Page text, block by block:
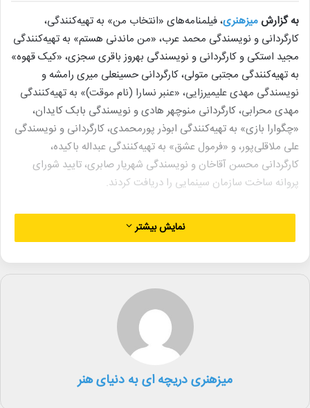
به گزارش میزهنری، فیلمنامه‌های «انتخاب من» به تهیه‌کنندگی،
کارگردانی و نویسندگی محمد عرب، «من ماندنی هستم» به تهیه‌کنندگی
مجید استکی و کارگردانی و نویسندگی بهروز باقری سجزی، «کیک قهوه»
به تهیه‌کنندگی مجتبی متولی، کارگردانی حسینعلی میری رامشه و
نویسندگی مهدی علیمیرزایی، «عنبر نسارا (نام موقت)» به تهیه‌کنندگی
مهدی محرابی، کارگردانی منوچهر هادی و نویسندگی بابک کایدان،
«چگوارا بازی» به تهیه‌کنندگی ابوذر پورمحمدی، کارگردانی و نویسندگی
علی ملاقلی‌پور، و «فرمول عشق» به تهیه‌کنندگی عبداله باکیده،
کارگردانی محسن آقاخان و نویسندگی شهریار صابری، تایید شورای
پروانه ساخت سازمان سینمایی را دریافت کردند.
همچنین در این جلسه فیلمنامه‌های «هر چی تو بگی؟!» به تهیه‌کنندگی،
کارگردانی و نویسندگی مرتضی آتش‌زمزم، «آریو هوش مصنوعی» به
تهیه‌کنندگی و کارگردانی محمدحسین فرحبخش و نویسندگی الهه
سعادتی، و «پنجره فولاد» به تهیه‌کنندگی مهدی عظیمی میرآبادی،
کارگردانی محمدحسین لطیفی و نویسندگی هنگامه خاموشی سرابی نیز
از سوی شورا مورد تایید قرار گرفت.
لینک خبر
نمایش بیشتر
میزهنری دریچه ای به دنیای هنر